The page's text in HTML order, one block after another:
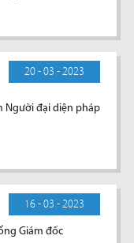
20 - 03 - 2023
Người đại diện pháp
16 - 03 - 2023
Giám đốc